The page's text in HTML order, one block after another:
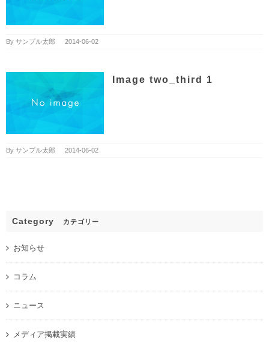
By サンプル太郎 2014-06-02
Image two_third 1
By サンプル太郎 2014-06-02
Category カテゴリー
お知らせ
コラム
ニュース
メディア掲載実績